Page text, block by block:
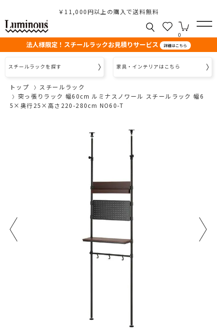
￥11,000円以上の購入で送料無料
0
法人様限定！スチールラックお見積りサービス 詳細はこちら
スチールラックを探す 家具・インテリアはこちら
トップ
スチールラック
突っ張りラック 幅60cm ルミナスノワール スチールラック 幅6
5×奥行25×高さ220-280cm NO60-T